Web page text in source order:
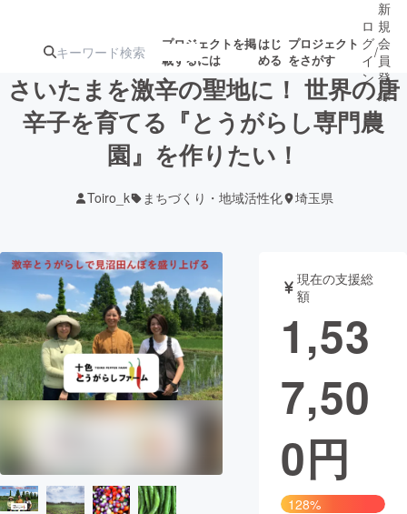
プロジェクトを掲
載するには
はじ
める
プロジェクト
をさがす
注目のリ
注目の新着プロ
ジェクト
募集終了が近いプ
テクノロジー・ガジェット
映像・映画 書籍・雑誌
ビジネス・起業 チャレンジ
CAMPFIRE for Social Good
CAMPFIRE Creation
ロ
グ
イ
ン
/
新
規
会
員
登
録
さいたまを激辛の聖地に！ 世界の唐
辛子を育てる『とうがらし専門農
園』を作りたい！
Toiro_k まちづくり・地域活性化 埼玉県
現在の支援総
額
1,53
7,50
0円
128%